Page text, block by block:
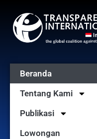
Beranda
Tentang Kami
Publikasi
Lowongan